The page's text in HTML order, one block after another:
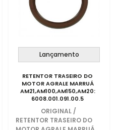
Lançamento
RETENTOR TRASEIRO DO
MOTOR AGRALE MARRUÁ
AM21,AM100,AM150,AM20:
6008.001.091.00.5
ORIGINAL /
RETENTOR TRASEIRO DO